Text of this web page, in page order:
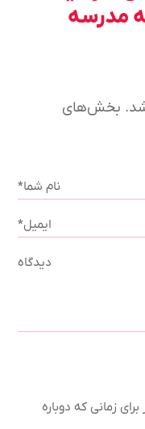
مدرسه
بخش‌های
نام شما*
ایمیل*
دیدگاه
زمانی که دوباره